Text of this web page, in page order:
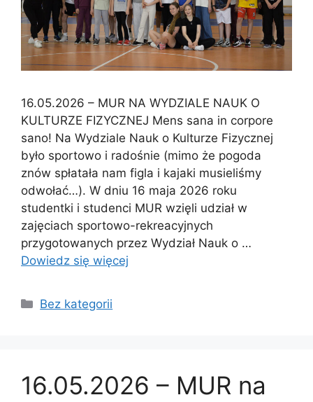
16.05.2026 – MUR NA WYDZIALE NAUK O
KULTURZE FIZYCZNEJ Mens sana in corpore
sano! Na Wydziale Nauk o Kulturze Fizycznej
było sportowo i radośnie (mimo że pogoda
znów spłatała nam figla i kajaki musieliśmy
odwołać…). W dniu 16 maja 2026 roku
studentki i studenci MUR wzięli udział w
zajęciach sportowo-rekreacyjnych
przygotowanych przez Wydział Nauk o …
Dowiedz się więcej
Bez kategorii
16.05.2026 – MUR na